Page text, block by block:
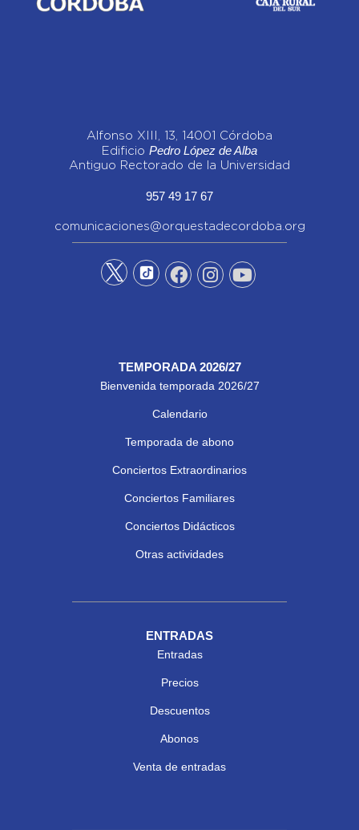
Alfonso XIII, 13, 14001 Córdoba
Edificio Pedro López de Alba
Antiguo Rectorado de la Universidad
957 49 17 67
comunicaciones@orquestadecordoba.org
TEMPORADA 2026/27
Bienvenida temporada 2026/27
Calendario
Temporada de abono
Conciertos Extraordinarios
Conciertos Familiares
Conciertos Didácticos
Otras actividades
ENTRADAS
Entradas
Precios
Descuentos
Abonos
Venta de entradas